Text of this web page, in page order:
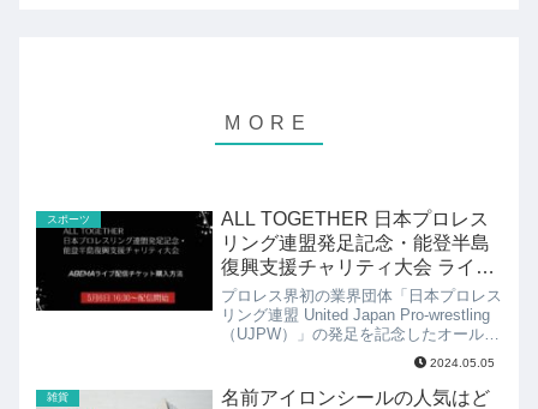
スポーツ
ALL TOGETHER 日本プロレス
リング連盟発足記念・能登半島
復興支援チャリティ大会 ライブ
視聴方法解説！開始時間は？
プロレス界初の業界団体「日本プロレス
リング連盟 United Japan Pro-wrestling
（UJPW）」の発足を記念したオールス
ター戦がついに実現。今大会は令和６年
能登半島地震の復興へ向けたチャリティ
大会となります。この日本プロ...
2024.05.05
雑貨
名前アイロンシールの人気はど